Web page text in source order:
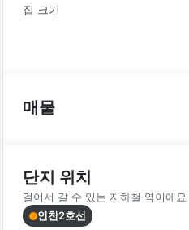
집 크기
매물
단지 위치
걸어서 갈 수 있는 지하철 역이에요
인천2호선